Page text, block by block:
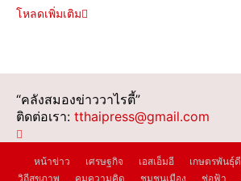
โหลดเพิ่มเติม
“คลังสมองข่าววาไรตี้”
ติดต่อเรา: tthaipress@gmail.com
หน้าข่าว เศรษฐกิจ เอสเอ็มอี เกษตรพันธุ์ดี
วิถีสุขภาพ
คมความคิด ชุมชนเมือง ช่อฟ้า